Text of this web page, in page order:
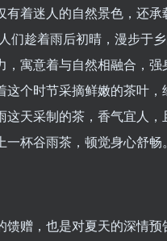
有着迷人的自然景色，还
们趁着雨后初晴，漫步于
，寓意着与自然相融合，
这个时节采摘鲜嫩的茶叶
这天采制的茶，香气宜人
杯谷雨茶，顿觉身心舒畅。
馈赠，也是对夏天的深情